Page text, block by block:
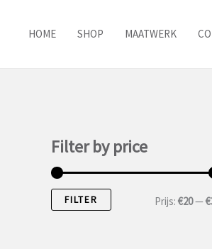
HOME SHOP MAATWERK
Filter by price
FILTER Prijs: €20—